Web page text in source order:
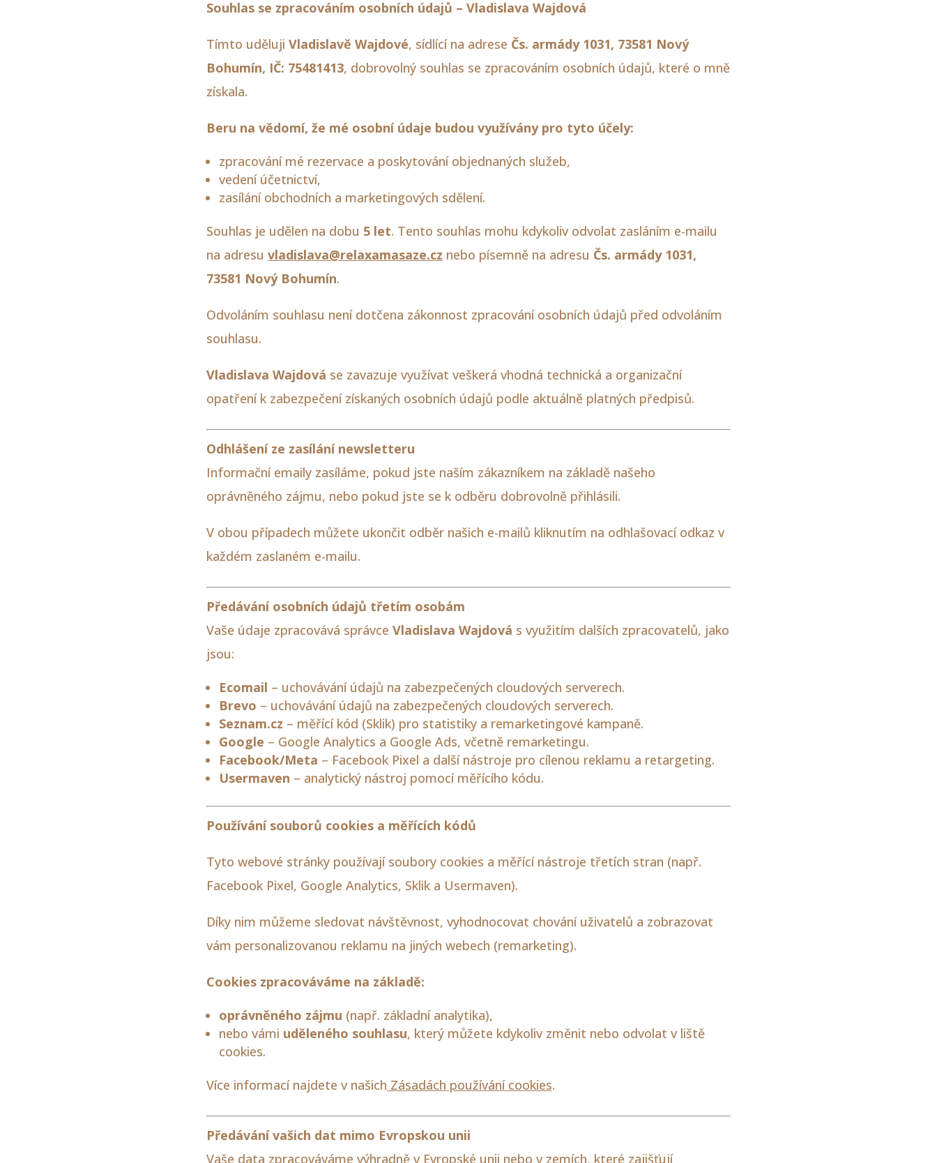
Souhlas se zpracováním osobních údajů – Vladislava Wajdová
Tímto uděluji Vladislavě Wajdové, sídlící na adrese Čs. armády 1031, 73581 Nový
Bohumín, IČ: 75481413, dobrovolný souhlas se zpracováním osobních údajů, které o mně
získala.
Beru na vědomí, že mé osobní údaje budou využívány pro tyto účely:
zpracování mé rezervace a poskytování objednaných služeb,
vedení účetnictví,
zasílání obchodních a marketingových sdělení.
Souhlas je udělen na dobu 5 let. Tento souhlas mohu kdykoliv odvolat zasláním e-mailu
na adresu vladislava@relaxamasaze.cz nebo písemně na adresu Čs. armády 1031,
73581 Nový Bohumín.
Odvoláním souhlasu není dotčena zákonnost zpracování osobních údajů před odvoláním
souhlasu.
Vladislava Wajdová se zavazuje využívat veškerá vhodná technická a organizační
opatření k zabezpečení získaných osobních údajů podle aktuálně platných předpisů.
Odhlášení ze zasílání newsletteru
Informační emaily zasíláme, pokud jste naším zákazníkem na základě našeho
oprávněného zájmu, nebo pokud jste se k odběru dobrovolně přihlásili.
V obou případech můžete ukončit odběr našich e-mailů kliknutím na odhlašovací odkaz v
každém zaslaném e-mailu.
Předávání osobních údajů třetím osobám
Vaše údaje zpracovává správce Vladislava Wajdová s využitím dalších zpracovatelů, jako
jsou:
Ecomail – uchovávání údajů na zabezpečených cloudových serverech.
Brevo – uchovávání údajů na zabezpečených cloudových serverech.
Seznam.cz – měřící kód (Sklik) pro statistiky a remarketingové kampaně.
Google – Google Analytics a Google Ads, včetně remarketingu.
Facebook/Meta – Facebook Pixel a další nástroje pro cílenou reklamu a retargeting.
Usermaven – analytický nástroj pomocí měřícího kódu.
Používání souborů cookies a měřících kódů
Tyto webové stránky používají soubory cookies a měřící nástroje třetích stran (např.
Facebook Pixel, Google Analytics, Sklik a Usermaven).
Díky nim můžeme sledovat návštěvnost, vyhodnocovat chování uživatelů a zobrazovat
vám personalizovanou reklamu na jiných webech (remarketing).
Cookies zpracováváme na základě:
oprávněného zájmu (např. základní analytika),
nebo vámi uděleného souhlasu, který můžete kdykoliv změnit nebo odvolat v liště
cookies.
Více informací najdete v našich Zásadách používání cookies.
Předávání vašich dat mimo Evropskou unii
Vaše data zpracováváme výhradně v Evropské unii nebo v zemích, které zajišťují